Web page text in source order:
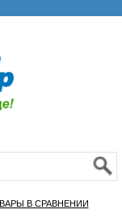
В СРАВНЕНИИ